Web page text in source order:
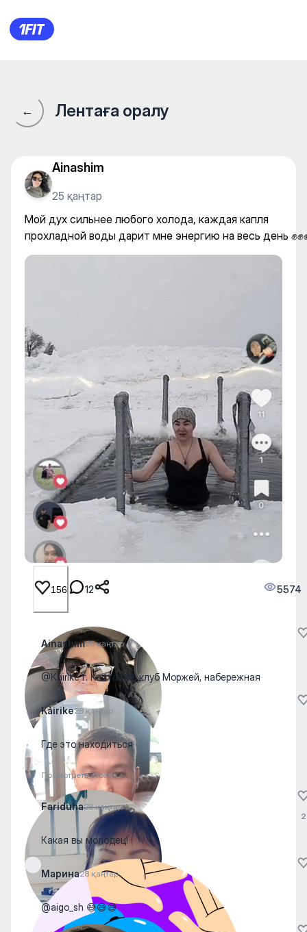
Мой дух сильнее любого
← Лентаға оралу
Ainashim
25 қаңтар
Мой дух сильнее любого холода, каждая капля
прохладной воды дарит мне энергию на весь день
156 12 5574
Ainashim28 қаңтар
@Kairike г. Костанай, клуб Моржей, набережная
Kairike28 қаңтар
Где это находиться
Посмотреть ответы
Fariduha28 қаңтар
Какая вы молодец!
2
Марина28 қаңтар
@aigo_sh 😅😅😅